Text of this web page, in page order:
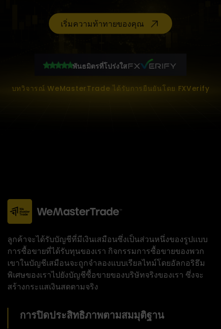
เริ่มความท้าทายของคุณ
พันธมิตรที่โปร่งใส
บทวิจารณ์ WeMasterTrade ได้รับการยืนยันโดย FXVerify
ลูกค้าจะได้รับบัญชีที่มีเงินเสมือนซึ่งเป็นส่วนหนึ่งของรูปแบบ
การซื้อขายที่ได้รับทุนของเรา กิจกรรมการซื้อขายของพวก
เขาในบัญชีเสมือนจะถูกจำลองแบบเรียลไทม์โดยอัลกอริธึม
พิเศษของเราไปยังบัญชีซื้อขายของบริษัทจริงของเรา ซึ่งจะ
สร้างกระแสเงินสดตามจริง
การปิดประสิทธิภาพตามสมมุติฐาน